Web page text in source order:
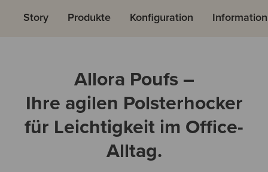
Story Produkte Konfiguration
Allora Poufs –
Ihre agilen Polsterhocker
für Leichtigkeit im Office-
Alltag.